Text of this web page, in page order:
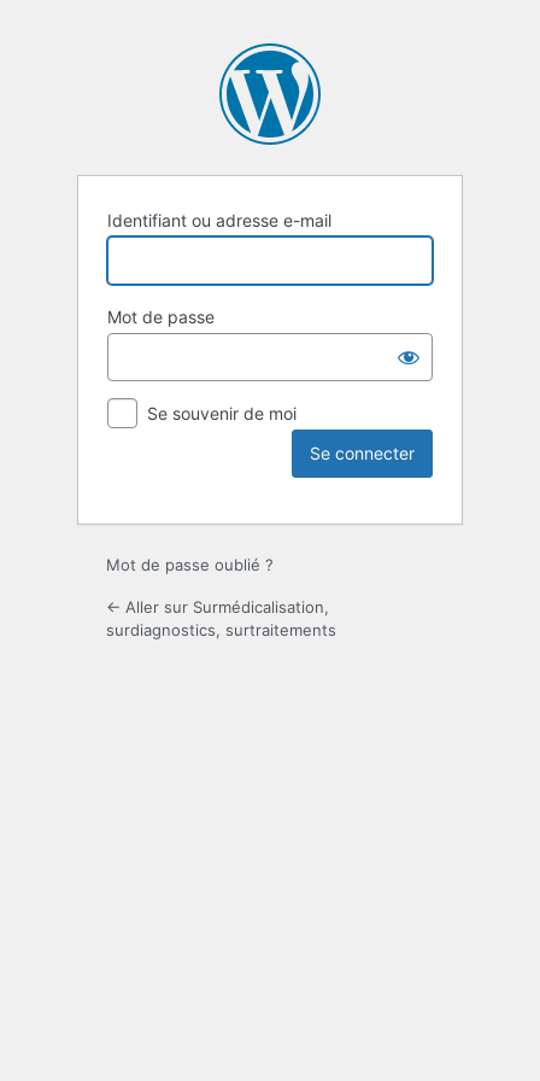
Identifiant ou adresse e-mail
Mot de passe
Se souvenir de moi
Mot de passe oublié ?
← Aller sur Surmédicalisation,
surdiagnostics, surtraitements